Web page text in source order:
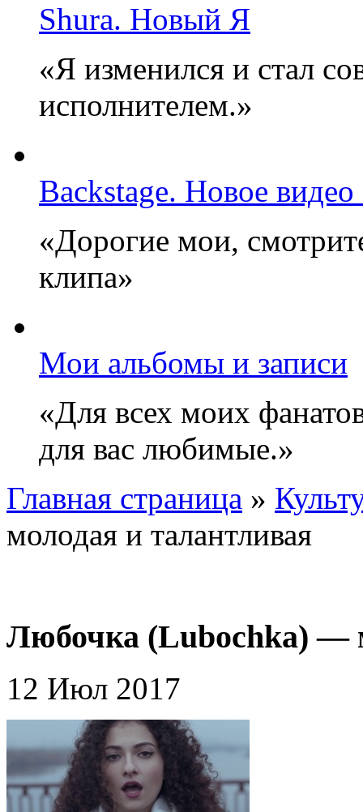
Shura. Новый Я
«Я изменился и стал
исполнителем.»
Backstage. Новое
«Дорогие мои,
клипа»
Мои альбомы и записи
«Для всех моих
для вас любимые.»
Главная страница »
молодая и талантливая
Любочка (Lubochka) —
12 Июл 2017